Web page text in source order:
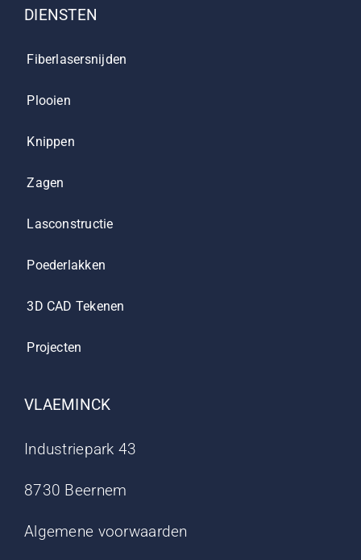
DIENSTEN
Fiberlasersnijden
Plooien
Knippen
Zagen
Lasconstructie
Poederlakken
3D CAD Tekenen
Projecten
VLAEMINCK
Industriepark 43
8730 Beernem
Algemene voorwaarden